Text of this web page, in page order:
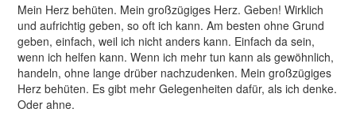
Mein Herz behüten. Mein großzügiges Herz. Geben! Wirklich
und aufrichtig geben, so oft ich kann. Am besten ohne Grund
geben, einfach, weil ich nicht anders kann. Einfach da sein,
wenn ich helfen kann. Wenn ich mehr tun kann als gewöhnlich,
handeln, ohne lange drüber nachzudenken. Mein großzügiges
Herz behüten. Es gibt mehr Gelegenheiten dafür, als ich denke.
Oder ahne.